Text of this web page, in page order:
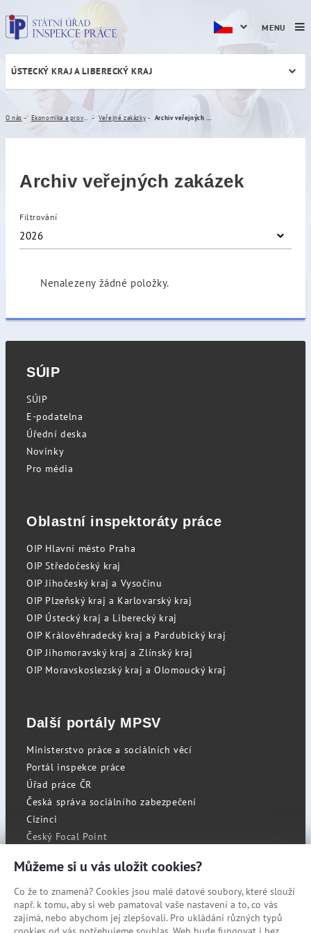
Archiv veřejných zakázek
ÚSTECKÝ KRAJ A LIBERECKÝ KRAJ
O nás Veřejné zakázky
Archiv veřejných zakázek
Filtrování
2026
Nenalezeny žádné položky.
MENU
SÚIP
SÚIP
E-podatelna
Úřední deska
Novinky
Pro média
Oblastní inspektoráty práce
OIP Hlavní město Praha
OIP Středočeský kraj
OIP Jihočeský kraj a Vysočinu
OIP Plzeňský kraj a Karlovarský kraj
OIP Ústecký kraj a Liberecký kraj
OIP Královéhradecký kraj a Pardubický kraj
OIP Jihomoravský kraj a Zlínský kraj
OIP Moravskoslezský kraj a Olomoucký kraj
Další portály MPSV
Ministerstvo práce a sociálních věcí
Portál inspekce práce
Úřad práce ČR
Česká správa sociálního zabezpečení
Cizinci
Český Focal Point
RSS
Cookies
Můžeme si u vás uložit cookies?
Co že to znamená? Cookies jsou malé datové soubory, které slouží
např. k tomu, aby si web pamatoval vaše nastavení a to, co vás
zajímá, nebo abychom jej zlepšovali. Pro ukládání různých typů